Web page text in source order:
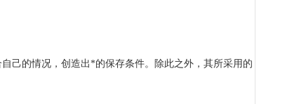
己的情况，创造出*的保存条件。除此之外，其所采用的